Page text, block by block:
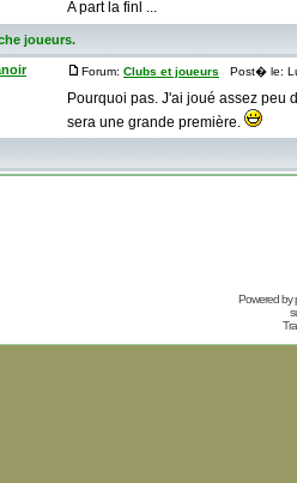
A part la finl ...
joueurs.
Forum: Clubs et joueurs Post� le:
Pourquoi pas. J'ai joué assez peu
sera une grande première.
Powered by